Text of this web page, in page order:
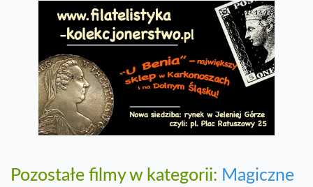
Pozostałe filmy w kategorii: Magiczne